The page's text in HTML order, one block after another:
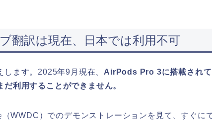
翻訳は現在、日本では利用不可
ます。2025年9月現在、 AirPods Pro 3に搭載され
利用することができません。
WWDC）でのデモンストレーションを見て、すぐに